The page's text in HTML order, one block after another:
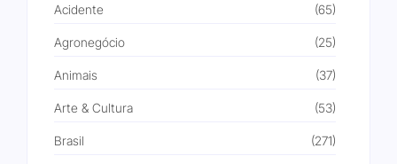
Acidente (65)
Agronegócio (25)
Animais (37)
Arte & Cultura (53)
Brasil (271)